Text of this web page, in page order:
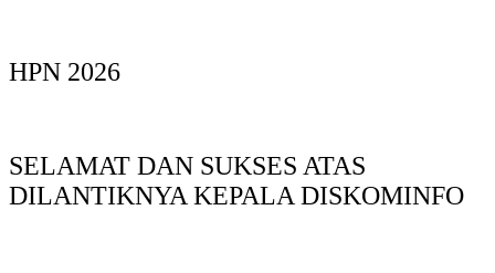
HPN 2026
SELAMAT DAN SUKSES ATAS
DILANTIKNYA KEPALA DISKOMINFO